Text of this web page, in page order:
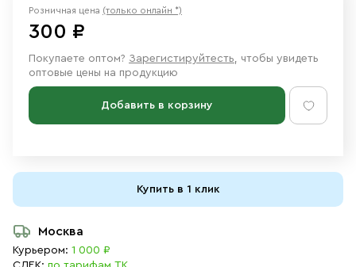
Розничная цена (только онлайн *)
300 ₽
Покупаете оптом? Зарегистируйтесть, чтобы увидеть
оптовые цены на продукцию
Добавить в корзину
Купить в 1 клик
Москва
Курьером: 1 000 ₽